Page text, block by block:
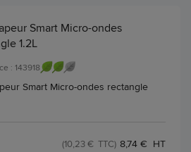
Smart Micro-ondes
1.2L
: 143918
Smart Micro-ondes rectangle
8,74 € HT
(10,23 € TTC)